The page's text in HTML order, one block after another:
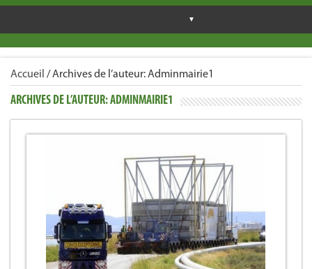
Accueil /Archives de l’auteur:Adminmairie1
ARCHIVES DE L’AUTEUR:ADMINMAIRIE1